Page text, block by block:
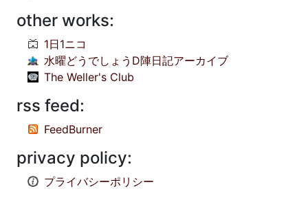
other works:
1日1ニコ
水曜どうでしょうD陣日記アーカイブ
The Weller's Club
rss feed:
FeedBurner
privacy policy:
プライバシーポリシー